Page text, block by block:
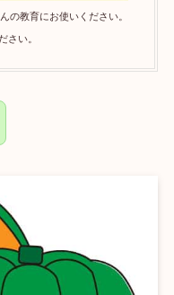
の教育にお使いください。
さい。